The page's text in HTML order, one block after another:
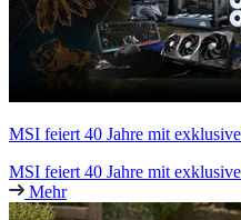
MSI feiert 40 Jahre mit
MSI feiert 40 Jahre mit
Mehr